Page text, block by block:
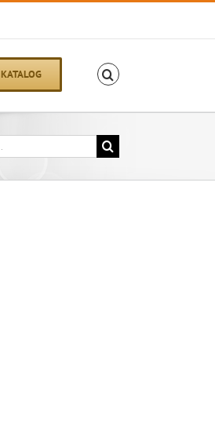
KATALOG